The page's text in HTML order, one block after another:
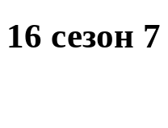
16 сезон